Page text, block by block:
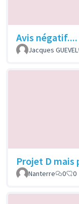
Avis négatif....
Jacques GUEVEL
Projet D mais
Nanterre 0 0